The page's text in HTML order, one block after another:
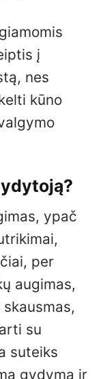
į
nes
kūno
ypač
per
augimas,
su
suteiks
gydymą ir